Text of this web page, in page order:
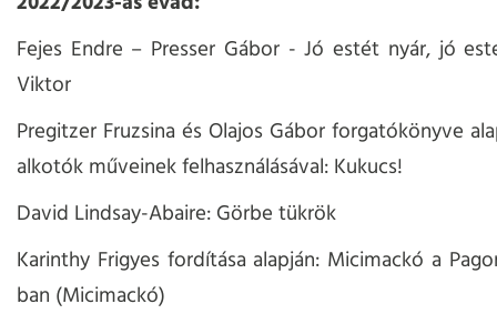
Fejes Endre – Presser Gábor - Jó estét nyár, jó
Viktor
Pregitzer Fruzsina és Olajos Gábor forgatókönyve
alkotók műveinek felhasználásával: Kukucs!
David Lindsay-Abaire: Görbe tükrök
Karinthy Frigyes fordítása alapján: Micimackó a
ban (Micimackó)